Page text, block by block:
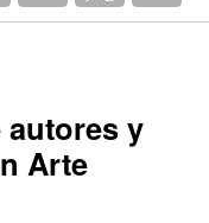
y
Arte